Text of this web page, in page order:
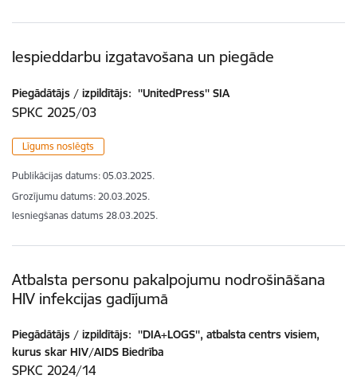
Iespieddarbu izgatavošana un piegāde
Piegādātājs / izpildītājs: ''UnitedPress'' SIA
SPKC 2025/03
Līgums noslēgts
Publikācijas datums: 05.03.2025.
Grozījumu datums: 20.03.2025.
Iesniegšanas datums 28.03.2025.
Atbalsta personu pakalpojumu nodrošināšana
HIV infekcijas gadījumā
Piegādātājs / izpildītājs: ''DIA+LOGS'', atbalsta centrs visiem,
kurus skar HIV/AIDS Biedrība
SPKC 2024/14